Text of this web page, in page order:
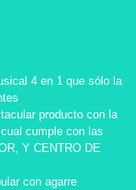
4 en 1 que sólo la
producto con la
cumple con las
Y CENTRO DE
con agarre